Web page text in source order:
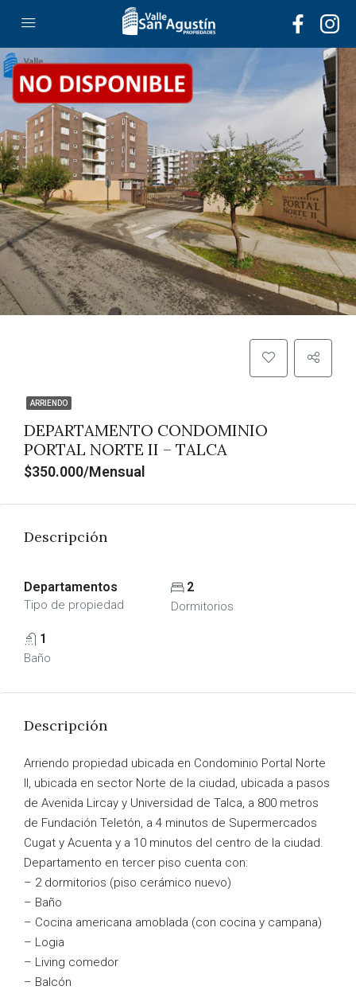
ARRIENDO
DEPARTAMENTO CONDOMINIO
PORTAL NORTE II – TALCA
$350.000/Mensual
Descripción
Departamentos
Tipo de propiedad
2
Dormitorios
1
Baño
Descripción
Arriendo propiedad ubicada en Condominio Portal Norte
II, ubicada en sector Norte de la ciudad, ubicada a pasos
de Avenida Lircay y Universidad de Talca, a 800 metros
de Fundación Teletón, a 4 minutos de Supermercados
Cugat y Acuenta y a 10 minutos del centro de la ciudad.
Departamento en tercer piso cuenta con:
– 2 dormitorios (piso cerámico nuevo)
– Baño
– Cocina americana amoblada (con cocina y campana)
– Logia
– Living comedor
– Balcón